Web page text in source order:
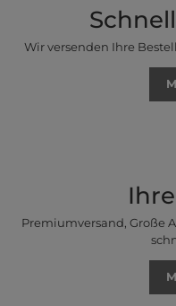
Wir versenden Ihre
Premiumversand, Große